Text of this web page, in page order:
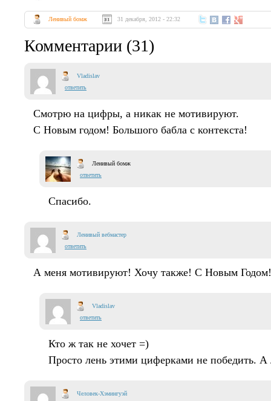
Ленивый бомж 31 декабря, 2012 - 22:32
Комментарии (31)
Vladislav
ответить
Смотрю на цифры, а никак не мотивируют.
С Новым годом! Большого бабла с контекста!
Ленивый бомж
ответить
Спасибо.
Ленивый вебмастер
ответить
А меня мотивируют! Хочу также! С Новым Годом!
Vladislav
ответить
Кто ж так не хочет =)
Просто лень этими циферками не победить. А
Человек-Хэмингуэй